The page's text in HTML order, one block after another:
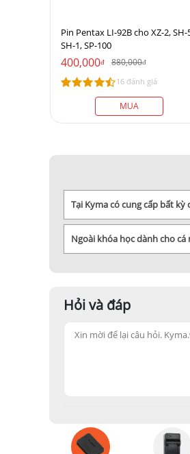
Pin Pentax LI-92B cho XZ-2, SH-
SH-1, SP-100
400,000đ 880,000đ
16 đánh giá
MUA
Tại Kyma có cung cấp bất
Ngoài khóa học dành cho
Hỏi và đáp